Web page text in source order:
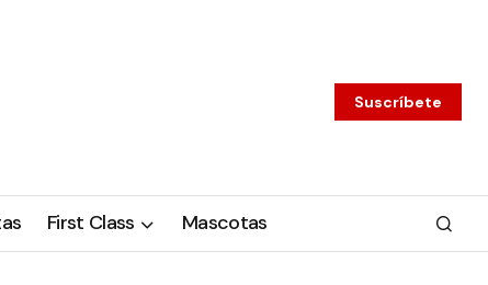
Suscríbete
First Class Mascotas